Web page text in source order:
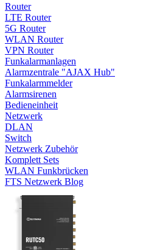
Router
LTE Router
5G Router
WLAN Router
VPN Router
Funkalarmanlagen
Alarmzentrale "AJAX Hub"
Funkalarmmelder
Alarmsirenen
Bedieneinheit
Netzwerk
DLAN
Switch
Netzwerk Zubehör
Komplett Sets
WLAN Funkbrücken
FTS Netzwerk Blog